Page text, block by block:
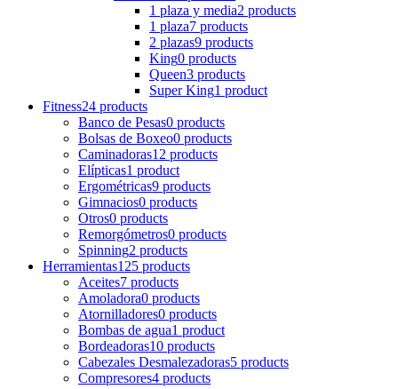
1 plaza y media2 products
1 plaza7 products
2 plazas9 products
King0 products
Queen3 products
Super King1 product
Fitness24 products
Banco de Pesas0 products
Bolsas de Boxeo0 products
Caminadoras12 products
Elípticas1 product
Ergométricas9 products
Gimnacios0 products
Otros0 products
Remorgómetros0 products
Spinning2 products
Herramientas125 products
Aceites7 products
Amoladora0 products
Atornilladores0 products
Bombas de agua1 product
Bordeadoras10 products
Cabezales Desmalezadoras5 products
Compresores4 products